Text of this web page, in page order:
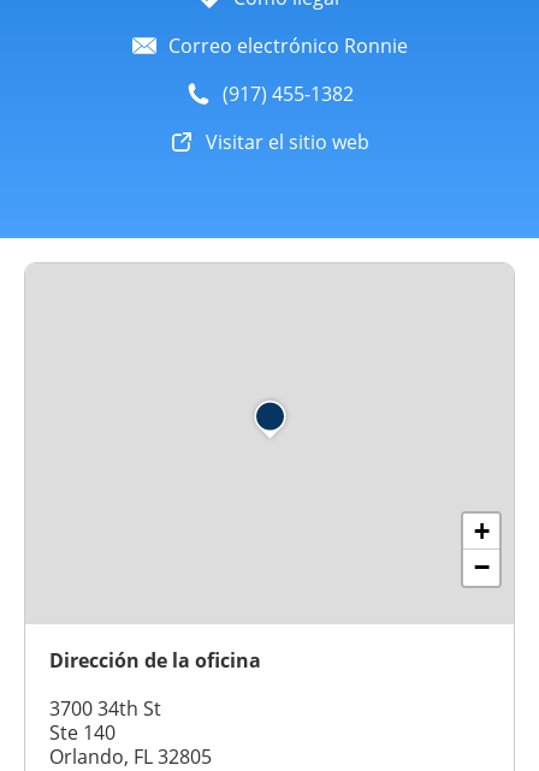
Correo electrónico Ronnie
(917) 455-1382
Visitar el sitio web
+
−
Dirección de la oficina
3700 34th St
Ste 140
Orlando, FL 32805